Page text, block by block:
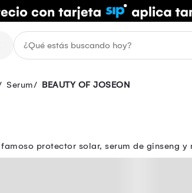
Serum BEAUTY OF JOSEON
protector solar, serum de ginseng